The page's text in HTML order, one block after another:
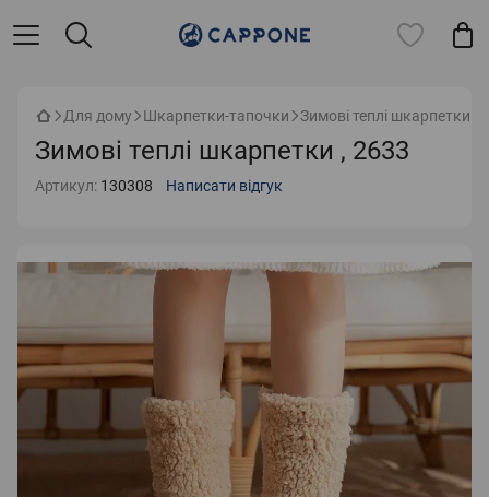
Для дому Шкарпетки-тапочки Зимові теплі шкарпетки ,
Зимові теплі шкарпетки , 2633
Артикул: 130308 Написати відгук